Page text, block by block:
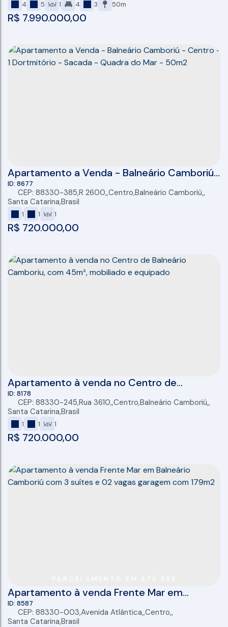
R$ 7.990.000,00
4 5 1 4 3 50m
Apartamento a Venda - Balneário Camboriú
- Centro - 1 Dortmitório - Sacada - Quadra
do Mar - 50m2
R$ 720.000,00
8677
CEP: 88330-385,R 2600 ,Centro,Balneário Camboriú ,
Santa Catarina,Brasil
1 1 1
Apartamento à venda no Centro de
Balneário Camboriu, com 45m², mobiliado e
equipado
R$ 720.000,00
8178
CEP: 88330-245,Rua 3610 ,Centro,Balneário Camboriú ,
Santa Catarina,Brasil
1 1 1
Apartamento à venda Frente Mar em
Balneário Camboriú com 3 suítes e 02 vagas
garagem com 179m2
8587
CEP: 88330-003,Avenida Atlântica ,Centro,,
Santa Catarina,Brasil